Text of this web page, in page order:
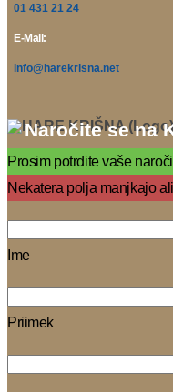
01 431 21 24
E-Mail:
info@harekrisna.net
Naročite se na
Prosim potrdite vaše
Nekatera polja manjkajo
Ime
Priimek